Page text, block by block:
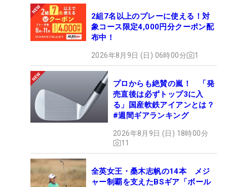
2組7名以上のプレーに使える！対
象コース限定4,000円分クーポン配
布中！
2026年8月9日 (日) 06時00分 1
プロからも絶賛の嵐！ 「発
売直後は必ずトップ3に入
る」国産軟鉄アイアンとは？
#週間ギアランキング
2026年8月9日 (日) 18時00分
11
全英女王・桑木志帆の14本 メジ
ャー制覇を支えたBSギア「ボール